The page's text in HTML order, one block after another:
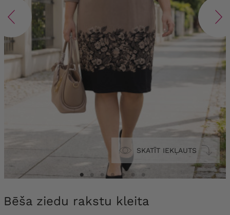
SKATĪT IEKĻAUTS
Bēša ziedu rakstu kleita